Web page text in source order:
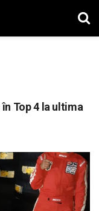
Top 4 la ultima